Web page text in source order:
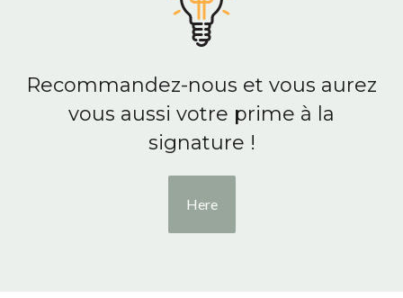
Recommandez-nous et vous aurez
vous aussi votre prime à la
signature !
Here